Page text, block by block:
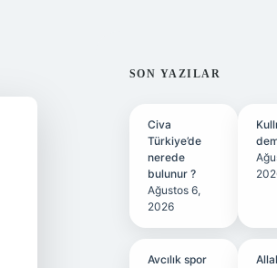
SIDEBAR
SON YAZILAR
Civa
Türkiye’de
nerede
bulunur ?
Ağustos 6,
2026
Avcılık spor